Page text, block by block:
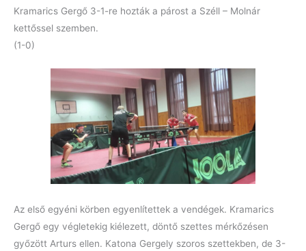
Kramarics Gergő 3-1-re hozták a párost a Széll – Molnár
kettőssel szemben.
(1-0)
Az első egyéni körben egyenlítettek a vendégek. Kramarics
Gergő egy végletekig kiélezett, döntő szettes mérkőzésen
győzött Arturs ellen. Katona Gergely szoros szettekben, de 3-